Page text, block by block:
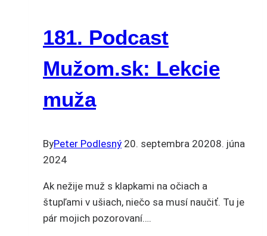
181. Podcast
Mužom.sk: Lekcie
muža
ByPeter Podlesný 20. septembra 20208. júna
2024
Ak nežije muž s klapkami na očiach a
štupľami v ušiach, niečo sa musí naučiť. Tu je
pár mojich pozorovaní….